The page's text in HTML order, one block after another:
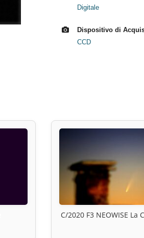
Digitale
Dispositivo di
CCD
C/2020 F3 NEOWISE